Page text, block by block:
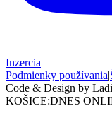
Inzercia
Podmienky používania|
Code & Design by
KOŠICE:DNES